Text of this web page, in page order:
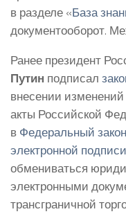
в разделе «База
документооборот.
Ранее президент
Путин подписал
внесении
акты Российской
в Федеральный
электронной
обмениваться
электронными
трансграничной